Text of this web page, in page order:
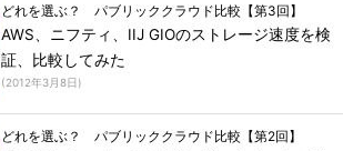
どれを選ぶ？ パブリッククラウド比較【第3回】
AWS、ニフティ、IIJ GIOのストレージ速度を検
証、比較してみた
(2012年3月8日)
どれを選ぶ？ パブリッククラウド比較【第2回】